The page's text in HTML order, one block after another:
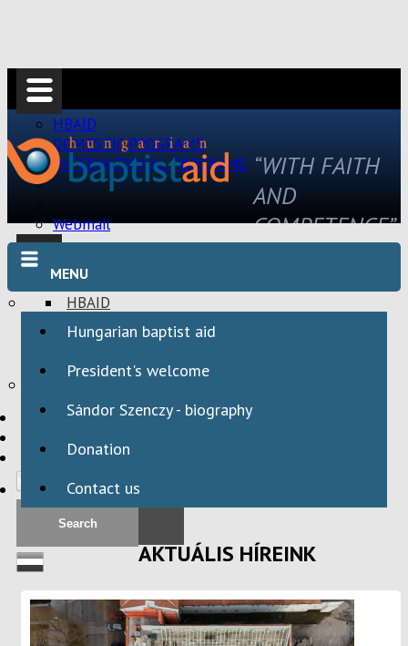
HBAID
DOMESTIC PROGRAMS
INTERNATIONAL PROGRAMS
Webmail
HBAID
DOMESTIC PROGRAMS
HBAID
INTERNATIONAL PROGRAMS
“WITH FAITH
AND
COMPETENCE”
MENU
Hungarian baptist aid
President's welcome
Sándor Szenczy - biography
Donation
Contact us
AKTUÁLIS HÍREINK